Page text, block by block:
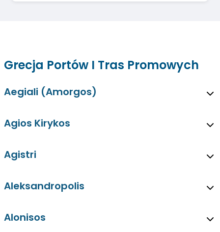
Grecja Portów I Tras Promowych
Aegiali (Amorgos)
Agios Kirykos
Agistri
Aleksandropolis
Alonisos